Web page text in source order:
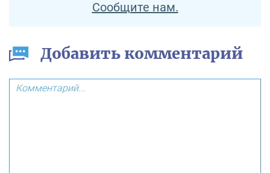
Сообщите нам.
Добавить комментарий